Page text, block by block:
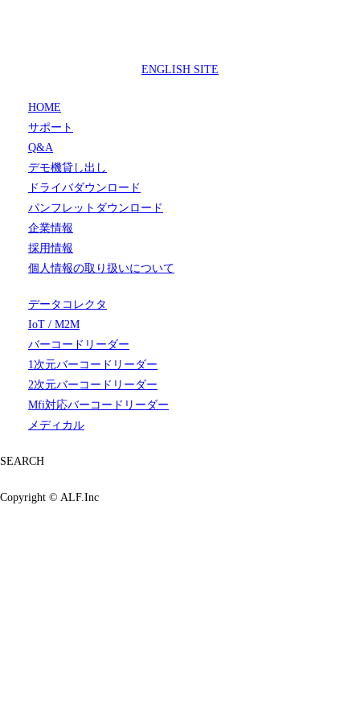
ENGLISH SITE
HOME
サポート
Q&A
デモ機貸し出し
ドライバダウンロード
パンフレットダウンロード
企業情報
採用情報
個人情報の取り扱いについて
データコレクタ
IoT / M2M
バーコードリーダー
1次元バーコードリーダー
2次元バーコードリーダー
Mfi対応バーコードリーダー
メディカル
SEARCH
Copyright © ALF.Inc